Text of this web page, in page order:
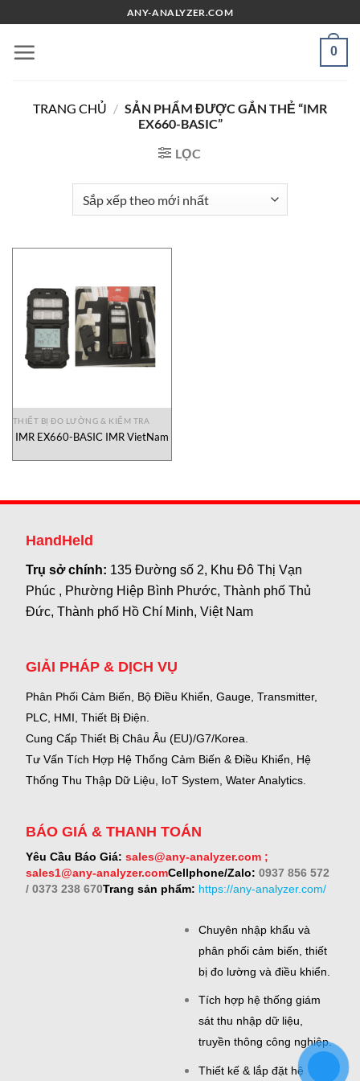
đến
nội
ANY-ANALYZER.COM
0
TRANG CHỦ / SẢN PHẨM ĐƯỢC GẮN THẺ “IMR
EX660-BASIC”
LỌC
THIẾT BỊ ĐO LƯỜNG & KIỂM TRA
IMR EX660-BASIC IMR VietNam
HandHeld
Trụ sở chính: 135 Đường số 2, Khu Đô Thị Vạn
Phúc , Phường Hiệp Bình Phước, Thành phố Thủ
Đức, Thành phố Hồ Chí Minh, Việt Nam
GIẢI PHÁP & DỊCH VỤ
Phân Phối Cảm Biến, Bộ Điều Khiển, Gauge, Transmitter,
PLC, HMI, Thiết Bị Điện.
Cung Cấp Thiết Bị Châu Âu (EU)/G7/Korea.
Tư Vấn Tích Hợp Hệ Thống Cảm Biến & Điều Khiển, Hệ
Thống Thu Thập Dữ Liệu, IoT System, Water Analytics.
BÁO GIÁ & THANH TOÁN
Yêu Cầu Báo Giá: sales@any-analyzer.com ;
sales1@any-analyzer.comCellphone/Zalo: 0937 856 572
/ 0373 238 670Trang sản phẩm: https://any-analyzer.com/
Chuyên nhập khẩu và
phân phối cảm biến, thiết
bị đo lường và điều khiển.
Tích hợp hệ thống giám
sát thu nhập dữ liệu,
truyền thông công nghiệp.
Thiết kế & lắp đặt hệ